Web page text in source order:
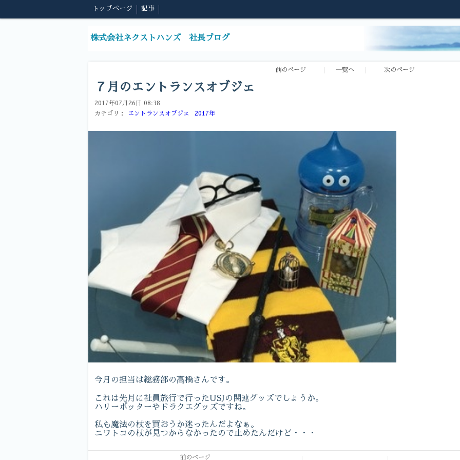
トップページ 記事
株式会社ネクストハンズ 社長ブログ
前のページ 一覧へ 次のページ
７月のエントランスオブジェ
2017年07月26日 08:38
カテゴリ：
エントランスオブジェ 2017年
今月の担当は総務部の髙橋さんです。
これは先月に社員旅行で行ったUSJの関連グッズでしょうか。
ハリーポッターやドラクエグッズですね。
私も魔法の杖を買おうか迷ったんだよなぁ。
ニワトコの杖が見つからなかったので止めたんだけど・・・
前のページ